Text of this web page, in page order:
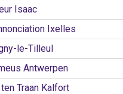
Isaac
Ixelles
le-Tilleul
Antwerpen
Traan Kalfort